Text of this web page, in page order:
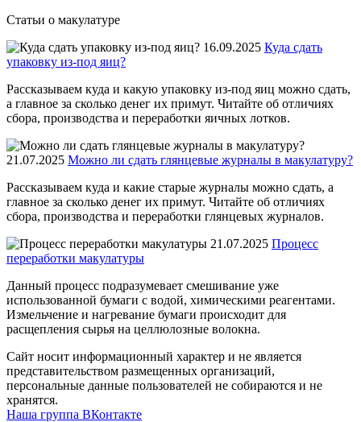
Статьи о макулатуре
16.09.2025 Куда сдать
упаковку из-под яиц?
Рассказываем куда и какую упаковку из-под яиц можно сдать,
а главное за сколько денег их примут. Читайте об отличиях
сбора, производства и переработки яичных лотков.
21.07.2025 Можно ли сдать глянцевые журналы в макулатуру?
Рассказываем куда и какие старые журналы можно сдать, а
главное за сколько денег их примут. Читайте об отличиях
сбора, производства и переработки глянцевых журналов.
21.07.2025 Процесс
переработки макулатуры
Данный процесс подразумевает смешивание уже
использованной бумаги с водой, химическими реагентами.
Измельчение и нагревание бумаги происходит для
расщепления сырья на целлюлозные волокна.
Сайт носит информационный характер и не является
представительством размещенных организаций,
персональные данные пользователей не собираются и не
хранятся.
Наша группа ВКонтакте